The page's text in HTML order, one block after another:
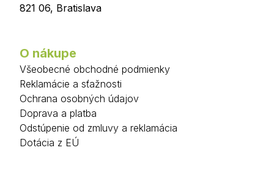
821 06, Bratislava
O nákupe
Všeobecné obchodné podmienky
Reklamácie a sťažnosti
Ochrana osobných údajov
Doprava a platba
Odstúpenie od zmluvy a reklamácia
Dotácia z EÚ